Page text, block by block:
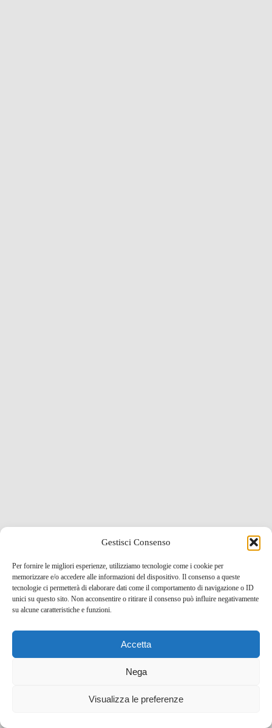
Gestisci Consenso
Per fornire le migliori esperienze, utilizziamo tecnologie come i cookie per
memorizzare e/o accedere alle informazioni del dispositivo. Il consenso a queste
tecnologie ci permetterà di elaborare dati come il comportamento di navigazione o ID
unici su questo sito. Non acconsentire o ritirare il consenso può influire negativamente
su alcune caratteristiche e funzioni.
Accetta
Nega
Visualizza le preferenze